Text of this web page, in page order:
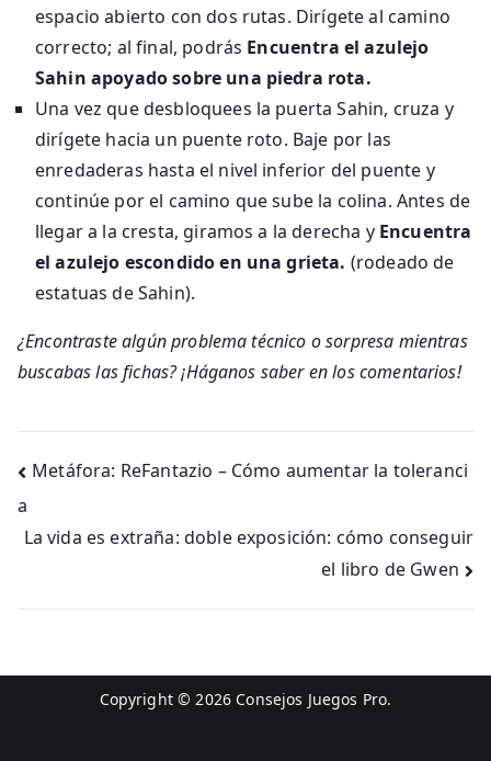
espacio abierto con dos rutas. Dirígete al camino
correcto; al final, podrás Encuentra el azulejo
Sahin apoyado sobre una piedra rota.
Una vez que desbloquees la puerta Sahin, cruza y
dirígete hacia un puente roto. Baje por las
enredaderas hasta el nivel inferior del puente y
continúe por el camino que sube la colina. Antes de
llegar a la cresta, giramos a la derecha y Encuentra
el azulejo escondido en una grieta. (rodeado de
estatuas de Sahin).
¿Encontraste algún problema técnico o sorpresa mientras
buscabas las fichas? ¡Háganos saber en los comentarios!
Navegación
de
Metáfora: ReFantazio – Cómo aumentar la toleranci
a
La vida es extraña: doble exposición: cómo conseguir
el libro de Gwen
Copyright © 2026 Consejos Juegos Pro.